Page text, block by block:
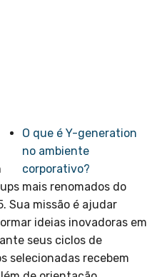
O que é Y-generation
no ambiente
corporativo?
mais renomados do
Sua missão é ajudar
ideias inovadoras em
seus ciclos de
selecionadas recebem